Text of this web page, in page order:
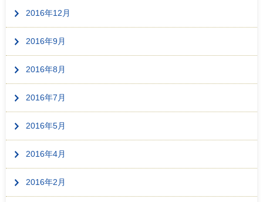
2016年12月
2016年9月
2016年8月
2016年7月
2016年5月
2016年4月
2016年2月